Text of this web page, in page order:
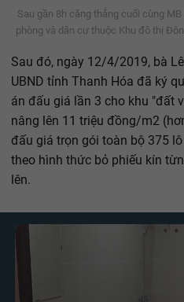
Sau gần 8h căng thẳng cuối cùng
phòng và dân cư thuộc Khu đô thị
Sau đó, ngày 12/4/2019, bà
UBND tỉnh Thanh Hóa đã ký
án đấu giá lần 3 cho khu "đất
nâng lên 11 triệu đồng/m2
đấu giá trọn gói toàn bộ 375
theo hình thức bỏ phiếu kín
lên.